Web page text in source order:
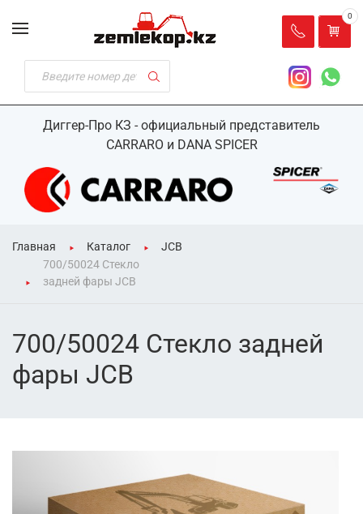
Диггер-Про КЗ - официальный представитель
CARRARO и DANA SPICER
0
Главная Каталог
JCB
700/50024 Стекло
задней фары JCB
700/50024 Стекло задней
фары JCB